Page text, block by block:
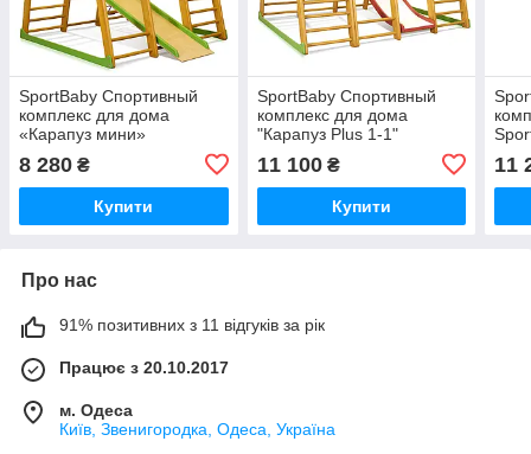
SportBaby Спортивный
комплекс для дома
«Карапуз мини»
8 280 ₴
Купити
SportBaby Спортивный
комплекс для дома
"Карапуз Plus 1-1"
11 100₴
Купити
11
Про нас
91% позитивних з 11 відгуків за рік
Працює з 20.10.2017
м. Одеса
Київ, Звенигородка, Одеса, Україна